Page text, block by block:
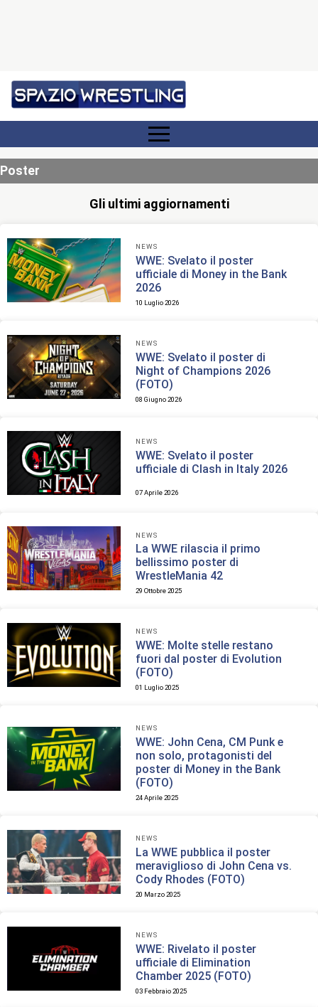
Poster
Gli ultimi aggiornamenti
NEWS
WWE: Svelato il poster
ufficiale di Money in the Bank
2026
10 Luglio 2026
NEWS
WWE: Svelato il poster di
Night of Champions 2026
(FOTO)
08 Giugno 2026
NEWS
WWE: Svelato il poster
ufficiale di Clash in Italy 2026
07 Aprile 2026
NEWS
La WWE rilascia il primo
bellissimo poster di
WrestleMania 42
29 Ottobre 2025
NEWS
WWE: Molte stelle restano
fuori dal poster di Evolution
(FOTO)
01 Luglio 2025
NEWS
WWE: John Cena, CM Punk e
non solo, protagonisti del
poster di Money in the Bank
(FOTO)
24 Aprile 2025
NEWS
La WWE pubblica il poster
meraviglioso di John Cena vs.
Cody Rhodes (FOTO)
20 Marzo 2025
NEWS
WWE: Rivelato il poster
ufficiale di Elimination
Chamber 2025 (FOTO)
03 Febbraio 2025